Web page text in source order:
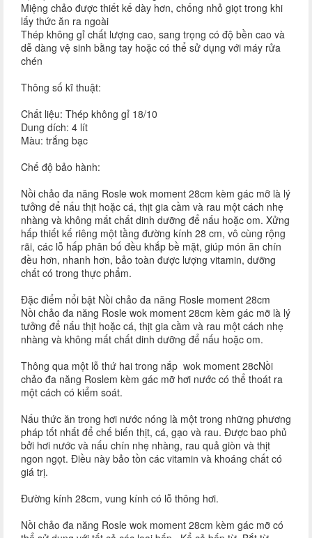
Miệng chảo được thiết kế dày hơn, chống nhỏ giọt trong khi
lấy thức ăn ra ngoài
Thép không gỉ chất lượng cao, sang trọng có độ bền cao và
dễ dàng vệ sinh bằng tay hoặc có thể sử dụng với máy rửa
chén
Thông số kĩ thuật:
Chất liệu: Thép không gỉ 18/10
Dung dích: 4 lít
Màu: trắng bạc
Chế độ bảo hành:
Nồi chảo đa năng Rosle wok moment 28cm kèm gác mỡ là lý
tưởng để nấu thịt hoặc cá, thịt gia cầm và rau một cách nhẹ
nhàng và không mất chất dinh dưỡng để nấu hoặc om. Xửng
hấp thiết kế riêng một tầng đường kính 28 cm, vô cùng rộng
rãi, các lỗ hấp phân bố đều khắp bề mặt, giúp món ăn chín
đều hơn, nhanh hơn, bảo toàn được lượng vitamin, dưỡng
chất có trong thực phẩm.
Đặc điểm nổi bật Nồi chảo đa năng Rosle moment 28cm
Nồi chảo đa năng Rosle wok moment 28cm kèm gác mỡ là lý
tưởng để nấu thịt hoặc cá, thịt gia cầm và rau một cách nhẹ
nhàng và không mất chất dinh dưỡng để nấu hoặc om.
Thông qua một lỗ thứ hai trong nắp wok moment 28cNồi
chảo đa năng Roslem kèm gác mỡ hơi nước có thể thoát ra
một cách có kiểm soát.
Nấu thức ăn trong hơi nước nóng là một trong những phương
pháp tốt nhất để chế biến thịt, cá, gạo và rau. Được bao phủ
bởi hơi nước và nấu chín nhẹ nhàng, rau quả giòn và thịt
ngon ngọt. Điều này bảo tồn các vitamin và khoáng chất có
giá trị.
Đường kính 28cm, vung kính có lỗ thông hơi.
Nồi chảo đa năng Rosle wok moment 28cm kèm gác mỡ có